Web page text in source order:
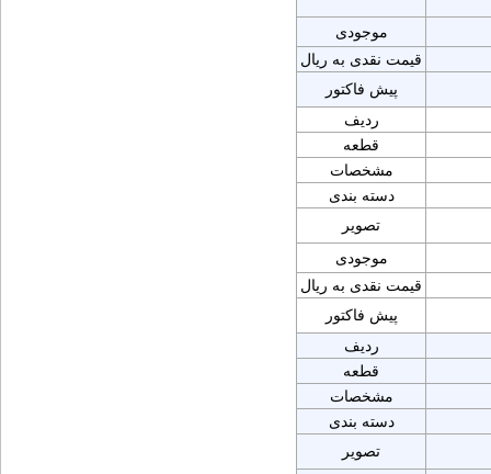
موجودی
قیمت نقدی به ریال
پیش فاکتور
ردیف
قطعه
مشخصات
دسته بندی
تصویر
موجودی
قیمت نقدی به ریال
پیش فاکتور
ردیف
قطعه
مشخصات
دسته بندی
تصویر